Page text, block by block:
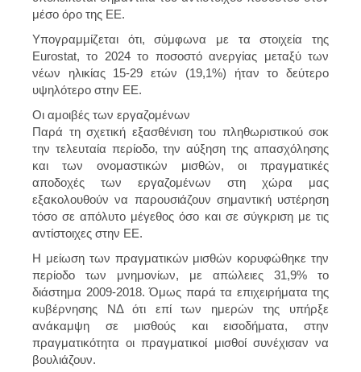
μέσο όρο της ΕΕ.
Υπογραμμίζεται ότι, σύμφωνα με τα στοιχεία της
Eurostat, το 2024 το ποσοστό ανεργίας μεταξύ των
νέων ηλικίας 15-29 ετών (19,1%) ήταν το δεύτερο
υψηλότερο στην ΕΕ.
Οι αμοιβές των εργαζομένων
Παρά τη σχετική εξασθένιση του πληθωριστικού σοκ
την τελευταία περίοδο, την αύξηση της απασχόλησης
και των ονομαστικών μισθών, οι πραγματικές
αποδοχές των εργαζομένων στη χώρα μας
εξακολουθούν να παρουσιάζουν σημαντική υστέρηση
τόσο σε απόλυτο μέγεθος όσο και σε σύγκριση με τις
αντίστοιχες στην ΕΕ.
Η μείωση των πραγματικών μισθών κορυφώθηκε την
περίοδο των μνημονίων, με απώλειες 31,9% το
διάστημα 2009-2018. Όμως παρά τα επιχειρήματα της
κυβέρνησης ΝΔ ότι επί των ημερών της υπήρξε
ανάκαμψη σε μισθούς και εισοδήματα, στην
πραγματικότητα οι πραγματικοί μισθοί συνέχισαν να
βουλιάζουν.